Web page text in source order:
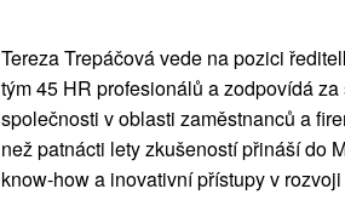
Tereza Trepáčová vede na pozici
tým 45 HR profesionálů a zodpovídá za
společnosti v oblasti zaměstnanců a
než patnácti lety zkušeností přináší do
know-how a inovativní přístupy v